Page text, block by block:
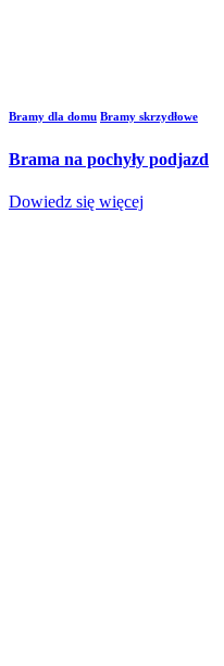
Bramy dla domu Bramy skrzydłowe
Brama na pochyły podjazd
Dowiedz się więcej